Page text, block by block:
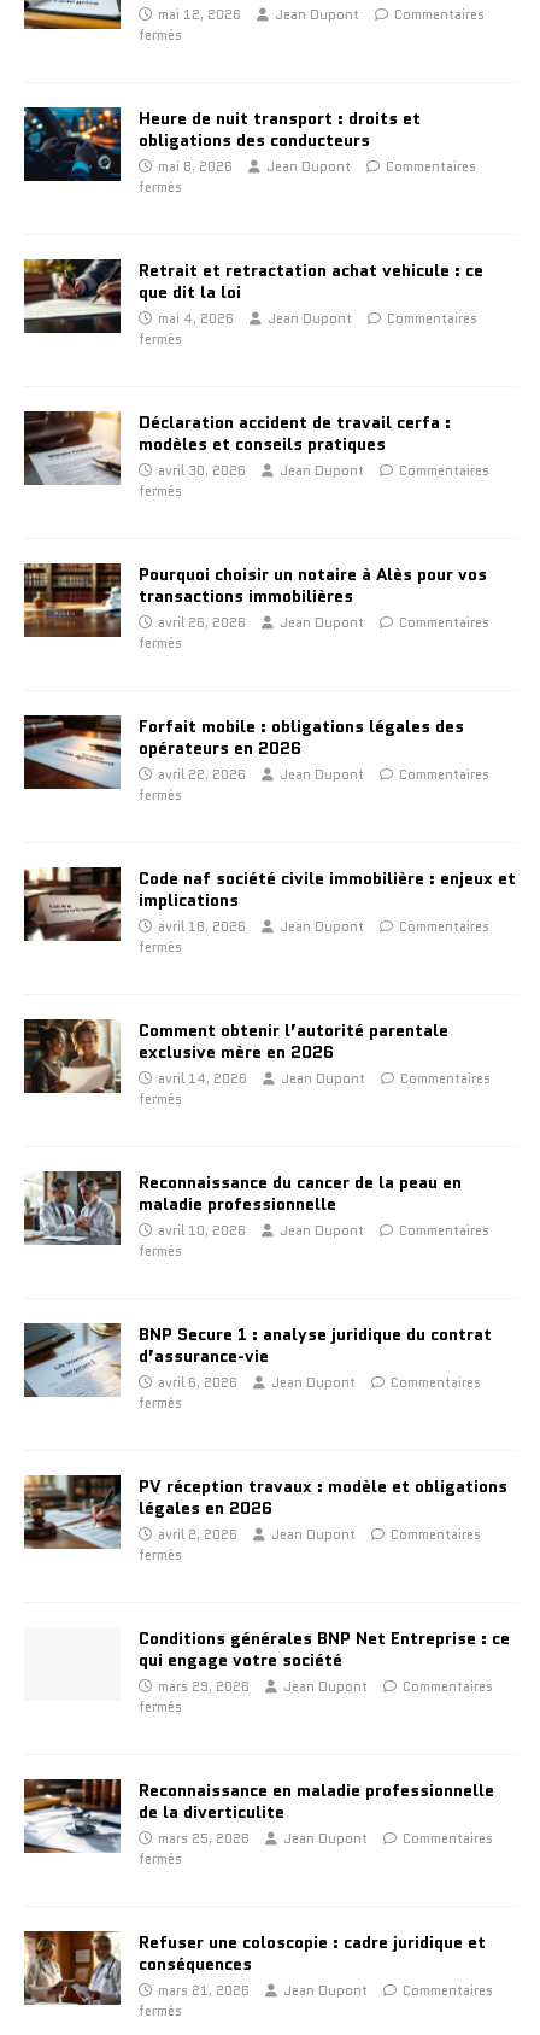
mai 12, 2026 Jean Dupont
Commentaires
fermés
Heure de nuit transport : droits et
obligations des conducteurs
mai 8, 2026 Jean Dupont
Commentaires
fermés
Retrait et retractation achat vehicule : ce
que dit la loi
mai 4, 2026 Jean Dupont
Commentaires
fermés
Déclaration accident de travail cerfa :
modèles et conseils pratiques
avril 30, 2026 Jean Dupont
Commentaires
fermés
Pourquoi choisir un notaire à Alès pour vos
transactions immobilières
avril 26, 2026 Jean Dupont
Commentaires
fermés
Forfait mobile : obligations légales des
opérateurs en 2026
avril 22, 2026 Jean Dupont
Commentaires
fermés
Code naf société civile immobilière : enjeux et
implications
avril 18, 2026 Jean Dupont
Commentaires
fermés
Comment obtenir l’autorité parentale
exclusive mère en 2026
avril 14, 2026 Jean Dupont
Commentaires
fermés
Reconnaissance du cancer de la peau en
maladie professionnelle
avril 10, 2026 Jean Dupont
Commentaires
fermés
BNP Secure 1 : analyse juridique du contrat
d’assurance-vie
avril 6, 2026 Jean Dupont
Commentaires
fermés
PV réception travaux : modèle et obligations
légales en 2026
avril 2, 2026 Jean Dupont
Commentaires
fermés
Conditions générales BNP Net Entreprise : ce
qui engage votre société
mars 29, 2026 Jean Dupont
Commentaires
fermés
Reconnaissance en maladie professionnelle
de la diverticulite
mars 25, 2026 Jean Dupont
Commentaires
fermés
Refuser une coloscopie : cadre juridique et
conséquences
mars 21, 2026 Jean Dupont
Commentaires
fermés